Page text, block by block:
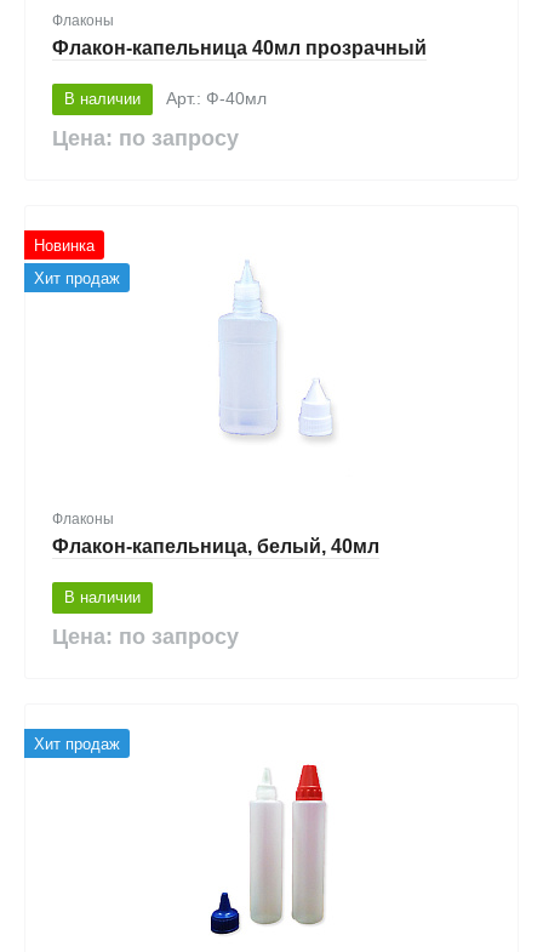
Флаконы
Флакон-капельница 40мл прозрачный
В наличии Арт.: Ф-40мл
Цена: по запросу
Новинка
Хит продаж
Флаконы
Флакон-капельница, белый, 40мл
В наличии
Цена: по запросу
Хит продаж